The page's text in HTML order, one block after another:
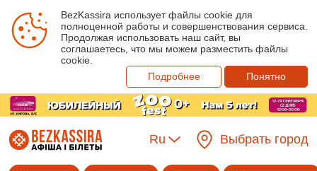
BezKassira использует файлы cookie для
полноценной работы и совершенствования сервиса.
Продолжая использовать наш сайт, вы
соглашаетесь, что мы можем разместить файлы
cookie.
Подробнее
Понятно
Ru Выбрать город